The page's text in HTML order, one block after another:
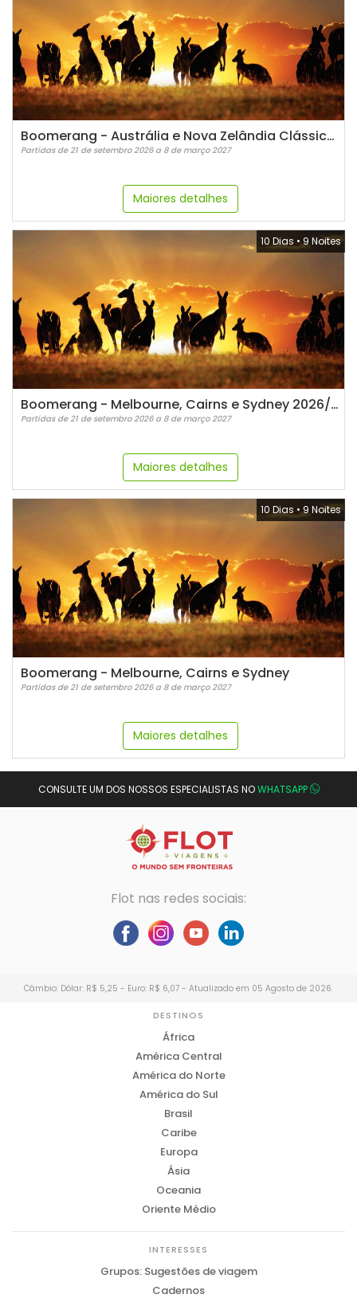
Boomerang - Austrália e Nova Zelândia Clássica - Em espanhol
Partidas de 21 de setembro 2026 a 8 de março 2027
Maiores detalhes
10 Dias •9 Noites
Boomerang - Melbourne, Cairns e Sydney 2026/2027
Partidas de 21 de setembro 2026 a 8 de março 2027
Maiores detalhes
10 Dias •9 Noites
Boomerang - Melbourne, Cairns e Sydney
Partidas de 21 de setembro 2026 a 8 de março 2027
Maiores detalhes
CONSULTE UM DOS NOSSOS ESPECIALISTAS NOWHATSAPP
Flot nas redes sociais:
Câmbio: Dólar: R$ 5,25 - Euro: R$ 6,07 - Atualizado em 05 Agosto de 2026.
DESTINOS
África
América Central
América do Norte
América do Sul
Brasil
Caribe
Europa
Ásia
Oceania
Oriente Médio
INTERESSES
Grupos: Sugestões de viagem
Cadernos